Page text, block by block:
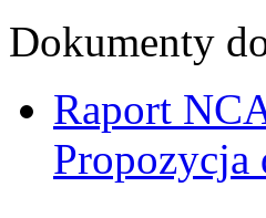
Dokumenty
Raport
Propozycja